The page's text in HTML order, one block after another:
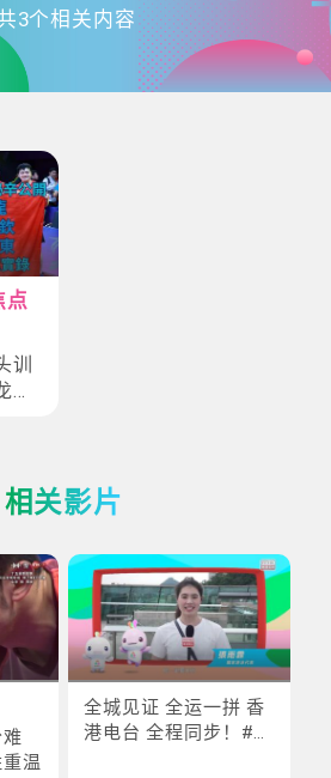
3个相关内容
点
训
、
相关影片
温
全城见证 全运一拼 香
港电台 全程同步！#王